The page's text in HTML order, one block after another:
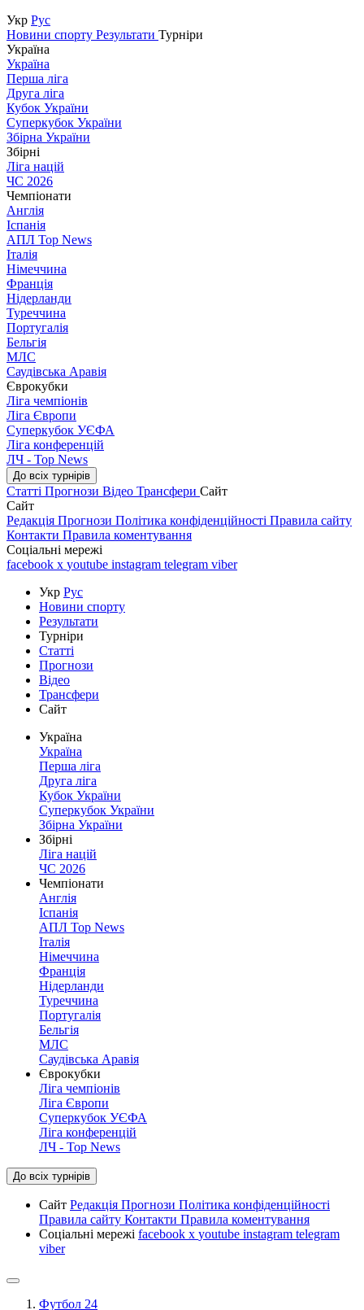
Укр Рус
Новини спорту Результати Турніри
Україна
Україна
Перша ліга
Друга ліга
Кубок України
Суперкубок України
Збірна України
Збірні
Ліга націй
ЧС 2026
Чемпіонати
Англія
Іспанія
АПЛ Top News
Італія
Німеччина
Франція
Нідерланди
Туреччина
Португалія
Бельгія
МЛС
Саудівська Аравія
Єврокубки
Ліга чемпіонів
Ліга Європи
Суперкубок УЄФА
Ліга конференцій
ЛЧ - Top News
До всіх турнірів
Статті Прогнози Відео Трансфери Сайт
Сайт
Редакція Прогнози Політика конфіденційності Правила сайту
Контакти Правила коментування
Соціальні мережі
facebook x youtube instagram telegram viber
Укр Рус
Новини спорту
Результати
Турніри
Статті
Прогнози
Відео
Трансфери
Сайт
Україна
Україна
Перша ліга
Друга ліга
Кубок України
Суперкубок України
Збірна України
Збірні
Ліга націй
ЧС 2026
Чемпіонати
Англія
Іспанія
АПЛ Top News
Італія
Німеччина
Франція
Нідерланди
Туреччина
Португалія
Бельгія
МЛС
Саудівська Аравія
Єврокубки
Ліга чемпіонів
Ліга Європи
Суперкубок УЄФА
Ліга конференцій
ЛЧ - Top News
До всіх турнірів
Сайт Редакція Прогнози Політика конфіденційності
Правила сайту Контакти Правила коментування
Соціальні мережі facebook x youtube instagram telegram
viber
Футбол 24